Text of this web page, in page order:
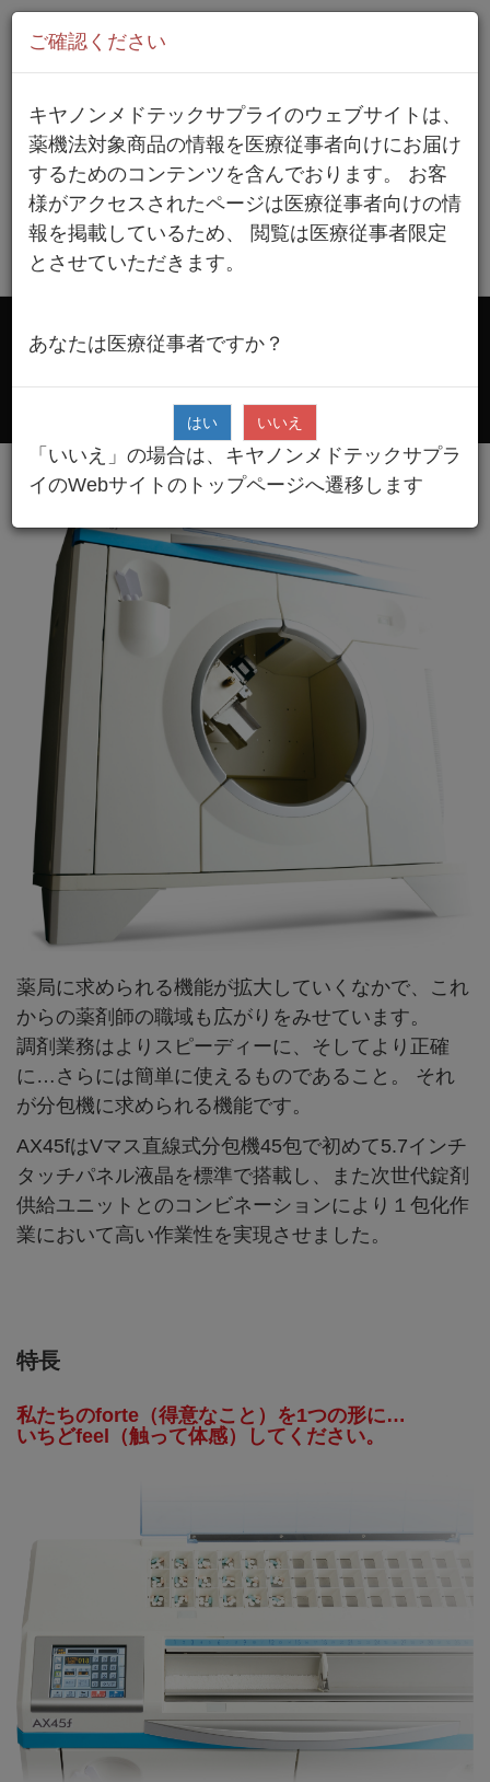
薬剤自動分割分包機
プリンター有：販売終了
プリンター無：販売終了
AX-930
Drop8 [AX45fオプション]
薬局に求められる機能が拡大していくなかで、これ
からの薬剤師の職域も広がりをみせています。
調剤業務はよりスピーディーに、そしてより正確
に…さらには簡単に使えるものであること。 それ
が分包機に求められる機能です。
AX45fはVマス直線式分包機45包で初めて5.7インチ
タッチパネル液晶を標準で搭載し、また次世代錠剤
供給ユニットとのコンビネーションにより１包化作
業において高い作業性を実現させました。
特長
私たちのforte（得意なこと）を1つの形に…
いちどfeel（触って体感）してください。
ご確認ください
キヤノンメドテックサプライのウェブサイトは、
薬機法対象商品の情報を医療従事者向けにお届け
するためのコンテンツを含んでおります。 お客
様がアクセスされたページは医療従事者向けの情
報を掲載しているため、 閲覧は医療従事者限定
とさせていただきます。
あなたは医療従事者ですか？
はい いいえ
「いいえ」の場合は、キヤノンメドテックサプラ
イのWebサイトのトップページへ遷移します